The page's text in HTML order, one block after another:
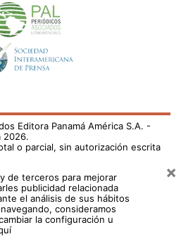
Editora Panamá América S.A. -
2026.
o parcial, sin autorización escrita
de terceros para mejorar
publicidad relacionada
el análisis de sus hábitos
consideramos
la configuración u
×